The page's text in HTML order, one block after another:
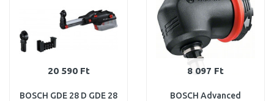
20 590 Ft
BOSCH GDE 28 D GDE 28
8 097 Ft
BOSCH Advanced